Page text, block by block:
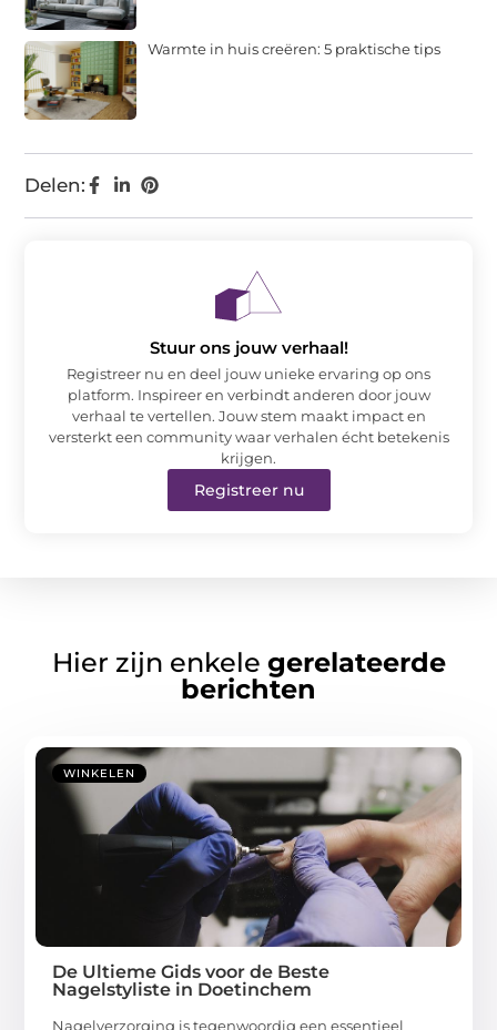
Delen:
Warmte in huis creëren: 5 praktische tips
Stuur ons jouw verhaal!
Registreer nu en deel jouw unieke ervaring op ons
platform. Inspireer en verbindt anderen door jouw
verhaal te vertellen. Jouw stem maakt impact en
versterkt een community waar verhalen écht betekenis
krijgen.
Registreer nu
Hier zijn enkele gerelateerde
berichten
WINKELEN
De Ultieme Gids voor de Beste
Nagelstyliste in Doetinchem
Nagelverzorging is tegenwoordig een essentieel